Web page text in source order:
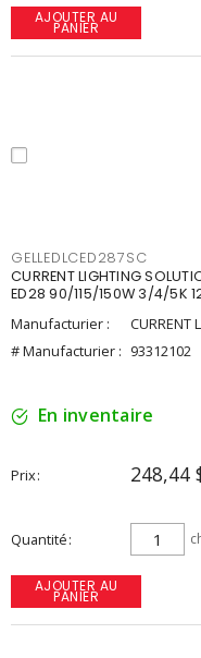
AJOUTER AU
PANIER
GELLEDLCED287SC
CURRENT LIGHTING
ED28 90/115/150W 3/4/5K
Manufacturier :
CURRENT
# Manufacturier : 93312102
En inventaire
Prix 248,44
Quantité
AJOUTER AU
PANIER